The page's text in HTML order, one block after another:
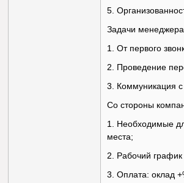
5.
Задачи
1. От первого
2. Проведение
3. Коммуникация с
Со стороны
1. Необходимые
места;
2. Рабочий
3. Оплата: оклад